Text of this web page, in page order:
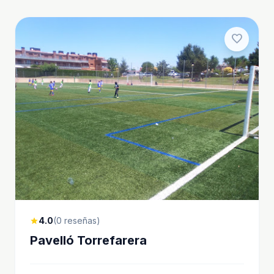
favorite
star4.0(0 reseñas)
Pavelló Torrefarera